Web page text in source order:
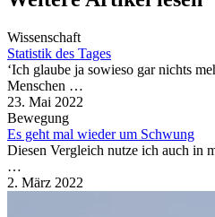
Wissenschaft
Statistik des Tages
‘Ich glaube ja sowieso gar nichts
Menschen …
23. Mai 2022
Bewegung
Es geht mal wieder um Schwung
Diesen Vergleich nutze ich auch in
…
2. März 2022